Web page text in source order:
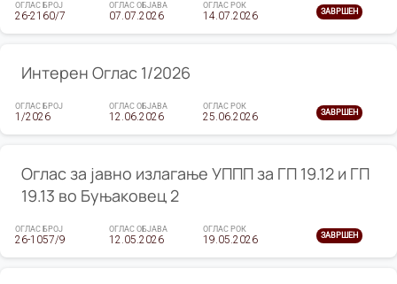
ОГЛАС БРОЈ
26-2160/7
ОГЛАС ОБЈАВА
07.07.2026
ОГЛАС РОК
14.07.2026 ЗАВРШЕН
Интерен Оглас 1/2026
ОГЛАС БРОЈ
1/2026
ОГЛАС ОБЈАВА
12.06.2026
ОГЛАС РОК
25.06.2026 ЗАВРШЕН
Оглас за јавно излагање УППП за ГП 19.12 и ГП
19.13 во Буњаковец 2
ОГЛАС БРОЈ
26-1057/9
ОГЛАС ОБЈАВА
12.05.2026
ОГЛАС РОК
19.05.2026 ЗАВРШЕН